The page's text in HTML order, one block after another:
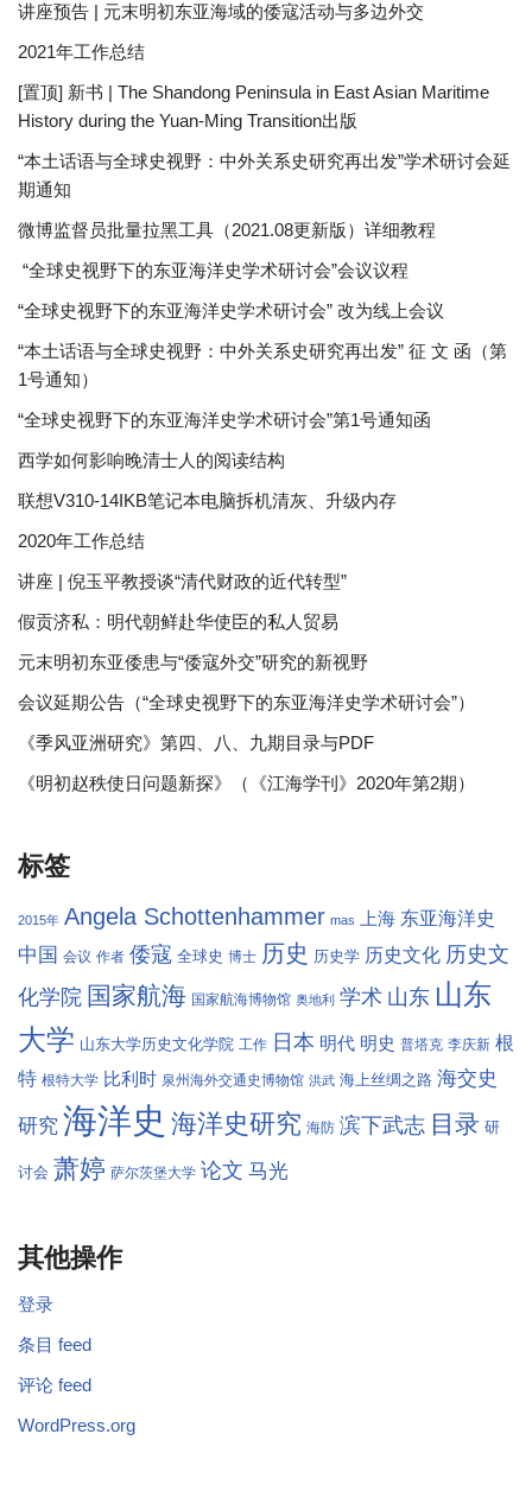
讲座预告 | 元末明初东亚海域的倭寇活动与多边外交
2021年工作总结
[置顶] 新书 | The Shandong Peninsula in East Asian Maritime
History during the Yuan-Ming Transition出版
“本土话语与全球史视野：中外关系史研究再出发”学术研讨会延
期通知
微博监督员批量拉黑工具（2021.08更新版）详细教程
“全球史视野下的东亚海洋史学术研讨会”会议议程
“全球史视野下的东亚海洋史学术研讨会” 改为线上会议
“本土话语与全球史视野：中外关系史研究再出发” 征 文 函（第
1号通知）
“全球史视野下的东亚海洋史学术研讨会”第1号通知函
西学如何影响晚清士人的阅读结构
联想V310-14IKB笔记本电脑拆机清灰、升级内存
2020年工作总结
讲座 | 倪玉平教授谈“清代财政的近代转型”
假贡济私：明代朝鲜赴华使臣的私人贸易
元末明初东亚倭患与“倭寇外交”研究的新视野
会议延期公告（“全球史视野下的东亚海洋史学术研讨会”）
《季风亚洲研究》第四、八、九期目录与PDF
《明初赵秩使日问题新探》（《江海学刊》2020年第2期）
标签
2015年 Angela Schottenhammer mas 上海 东亚海洋史
中国 会议 作者 倭寇 全球史 博士 历史 历史学 历史文化 历史文
化学院 国家航海 国家航海博物馆 奥地利 学术 山东 山东
大学 山东大学历史文化学院 工作 日本 明代 明史 普塔克 李庆新 根
特 根特大学 比利时 泉州海外交通史博物馆 洪武 海上丝绸之路 海交史
研究 海洋史 海洋史研究 海防 滨下武志 目录 研
讨会 萧婷 萨尔茨堡大学 论文 马光
其他操作
登录
条目 feed
评论 feed
WordPress.org